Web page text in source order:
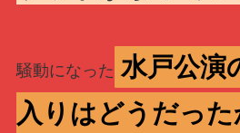
騒動になった 水戸公演
入りはどうだった